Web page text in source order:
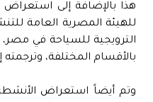
هذا بالإضافة إلى استعراض
للهيئة المصرية العامة
الترويجية للسياحة في
بالأقسام المختلفة، وترجمته إلى 4 لغات
وتم أيضاً استعراض الأنشطة